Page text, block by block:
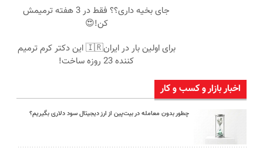
جای بخیه داری؟؟ فقط در 3 هفته ترمیمش
کن!😍
برای اولین بار در ایران🇮🇷 این دکتر کرم ترمیم
کننده 23 روزه ساخت!
اخبار بازار و کسب و کار
چطور بدون معامله در بیت‌پین از ارز دیجیتال سود دلاری بگیریم؟